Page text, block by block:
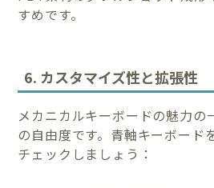
すめです。
6. カスタマイズ性と拡張性
メカニカルキーボードの魅力の
の自由度です。青軸キーボード
チェックしましょう：